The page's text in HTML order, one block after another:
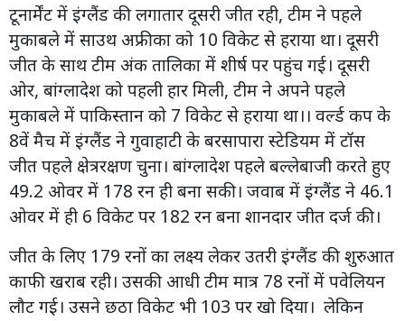
टूनार्मेंट में इंग्लैंड की लगातार दूसरी जीत रही, टीम ने पहले
मुकाबले में साउथ अफ्रीका को 10 विकेट से हराया था। दूसरी
जीत के साथ टीम अंक तालिका में शीर्ष पर पहुंच गई। दूसरी
ओर, बांग्लादेश को पहली हार मिली, टीम ने अपने पहले
मुकाबले में पाकिस्तान को 7 विकेट से हराया था।। वर्ल्ड कप के
8वें मैच में इंग्लैंड ने गुवाहाटी के बरसापारा स्टेडियम में टॉस
जीत पहले क्षेत्ररक्षण चुना। बांग्लादेश पहले बल्लेबाजी करते हुए
49.2 ओवर में 178 रन ही बना सकी। जवाब में इंग्लैंड ने 46.1
ओवर में ही 6 विकेट पर 182 रन बना शानदार जीत दर्ज की।
जीत के लिए 179 रनों का लक्ष्य लेकर उतरी इंग्लैंड की शुरुआत
काफी खराब रही। उसकी आधी टीम मात्र 78 रनों में पवेलियन
लौट गई। उसने छठा विकेट भी 103 पर खो दिया। लेकिन